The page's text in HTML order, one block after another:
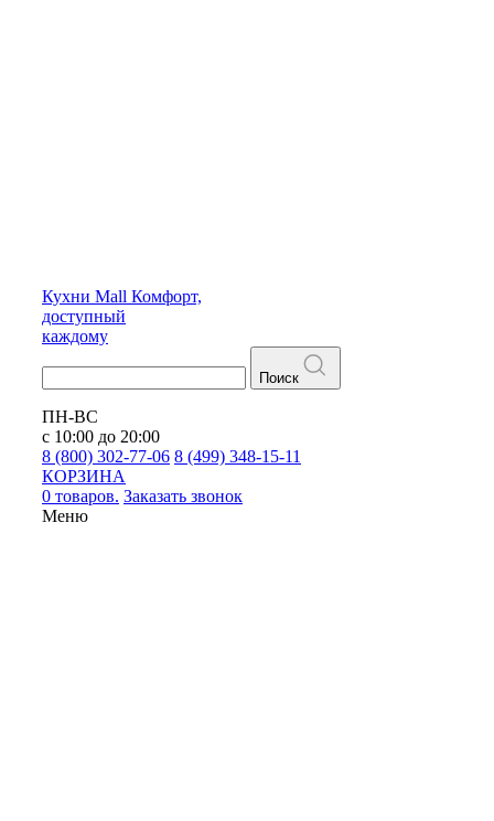
Кухни Mall Комфорт,
доступный
каждому
Поиск
ПН-ВС
с 10:00 до 20:00
8 (800) 302-77-06 8 (499) 348-15-11
КОРЗИНА
0 товаров. Заказать звонок
Меню